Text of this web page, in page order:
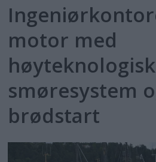
motor med
høyteknologisk
smøresystem
brødstart